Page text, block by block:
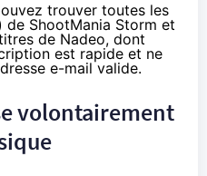
trouver toutes les
ShootMania Storm et
de Nadeo, dont
est rapide et ne
e-mail valide.
volontairement